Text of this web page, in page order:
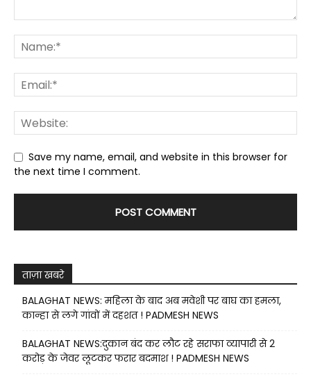
Save my name, email, and website in this browser for
the next time I comment.
ताज़ा खबरे
BALAGHAT NEWS: महिला के बाद अब मवेशी पर बाघ का हमला,
कान्हा से लगे गांवों में दहशत ! PADMESH NEWS
BALAGHAT NEWS:दुकान बंद कर लौट रहे सराफा व्यापारी से 2
करोड़ के जेवर लूटकर फरार बदमाश ! PADMESH NEWS